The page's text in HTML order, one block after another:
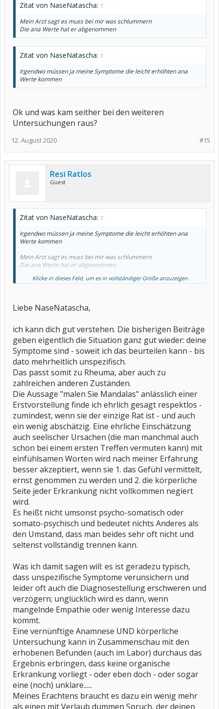
Zitat von NaseNatascha: ↑
Mein Arzt sagt es muss bei mir was schlummern
Die ana Werte hat er abgenommen
Zitat von NaseNatascha: ↑
Irgendwo müssen ja meine Symptome die leicht erhöhten ana
Werte kommen
Ok und was kam seither bei den weiteren
Untersuchungen raus?
#15
12. August 2020
Resi Ratlos
Guest
Zitat von NaseNatascha: ↑
Irgendwo müssen ja meine Symptome die leicht erhöhten ana
Werte kommen
Mein Arzt sagt es muss bei mir was schlummern
Die ana Werte hat er abgenommen
Ja ich war am Ende emotional
Klicke in dieses Feld, um es in vollständiger Größe anzuzeigen.
Liebe NaseNatascha,
ich kann dich gut verstehen. Die bisherigen Beiträge
geben eigentlich die Situation ganz gut wieder: deine
Symptome sind - soweit ich das beurteilen kann - bis
dato mehrheitlich unspezifisch.
Das passt somit zu Rheuma, aber auch zu
zahlreichen anderen Zuständen.
Die Aussage "malen Sie Mandalas" anlässlich einer
Erstvorstellung finde ich ehrlich gesagt respektlos -
zumindest, wenn sie der einzige Rat ist - und auch
ein wenig abschätzig. Eine ehrliche Einschätzung
auch seelischer Ursachen (die man manchmal auch
schon bei einem ersten Treffen vermuten kann) mit
einfühlsamen Worten wird nach meiner Erfahrung
besser akzeptiert, wenn sie 1. das Gefühl vermittelt,
ernst genommen zu werden und 2. die körperliche
Seite jeder Erkrankung nicht vollkommen negiert
wird.
Es heißt nicht umsonst psycho-somatisch oder
somato-psychisch und bedeutet nichts Anderes als
den Umstand, dass man beides sehr oft nicht und
seltenst vollständig trennen kann.
Was ich damit sagen will: es ist geradezu typisch,
dass unspezifische Symptome verunsichern und
leider oft auch die Diagnosestellung erschweren und
verzögern; unglücklich wird es dann, wenn
mangelnde Empathie oder wenig Interesse dazu
kommt.
Eine vernünftige Anamnese UND körperliche
Untersuchung kann in Zusammenschau mit den
erhobenen Befunden (auch im Labor) durchaus das
Ergebnis erbringen, dass keine organische
Erkrankung vorliegt - oder eben doch - oder sogar
eine (noch) unklare......
Meines Erachtens braucht es dazu ein wenig mehr
als einen mit Verlaub dummen Spruch, der deinen